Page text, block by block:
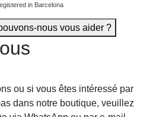
in Barcelona
nous vous aider ?
ou si vous êtes intéressé par
dans notre boutique, veuillez